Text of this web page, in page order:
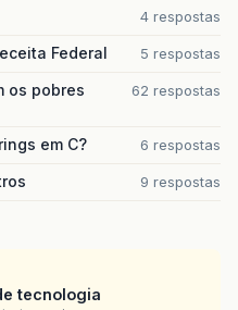
4 respostas
Federal 5 respostas
os pobres
62 respostas
em C? 6 respostas
9 respostas
tecnologia